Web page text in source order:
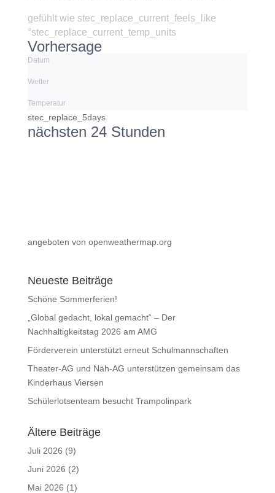
gefühlt wie stec_replace_current_feels_like
°stec_replace_current_temp_units
Vorhersage
Datum
Wetter
Temperatur
stec_replace_5days
nächsten 24 Stunden
angeboten von openweathermap.org
Neueste Beiträge
Schöne Sommerferien!
„Global gedacht, lokal gemacht“ – Der
Nachhaltigkeitstag 2026 am AMG
Förderverein unterstützt erneut Schulmannschaften
Theater-AG und Näh-AG unterstützen gemeinsam das
Kinderhaus Viersen
Schülerlotsenteam besucht Trampolinpark
Ältere Beiträge
Juli 2026 (9)
Juni 2026 (2)
Mai 2026 (1)